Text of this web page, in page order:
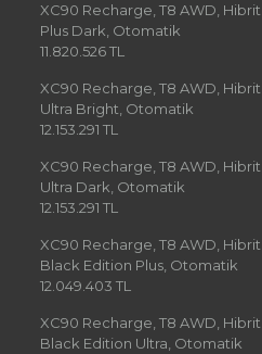
XC90 Recharge, T8 AWD, Hibrit
Plus Dark, Otomatik
11.820.526 TL
XC90 Recharge, T8 AWD, Hibrit
Ultra Bright, Otomatik
12.153.291 TL
XC90 Recharge, T8 AWD, Hibrit
Ultra Dark, Otomatik
12.153.291 TL
XC90 Recharge, T8 AWD, Hibrit
Black Edition Plus, Otomatik
12.049.403 TL
XC90 Recharge, T8 AWD, Hibrit
Black Edition Ultra, Otomatik